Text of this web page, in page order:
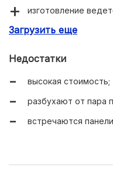
изготовление
Загрузить еще
Недостатки
высокая стоимость;
разбухают от пара
встречаются